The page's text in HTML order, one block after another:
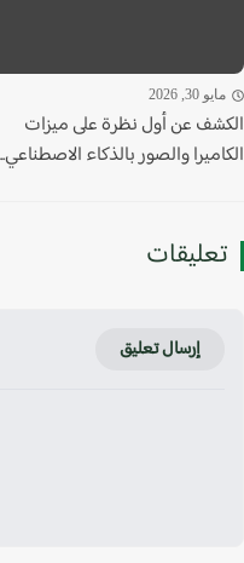
30, 2026
عن أول نظرة على ميزات
والصور بالذكاء الاصطناعي...
إرسال تعليق